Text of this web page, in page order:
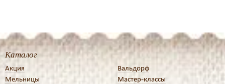
Каталог
Акция
Мельницы
Вальдорф
Мастер-классы